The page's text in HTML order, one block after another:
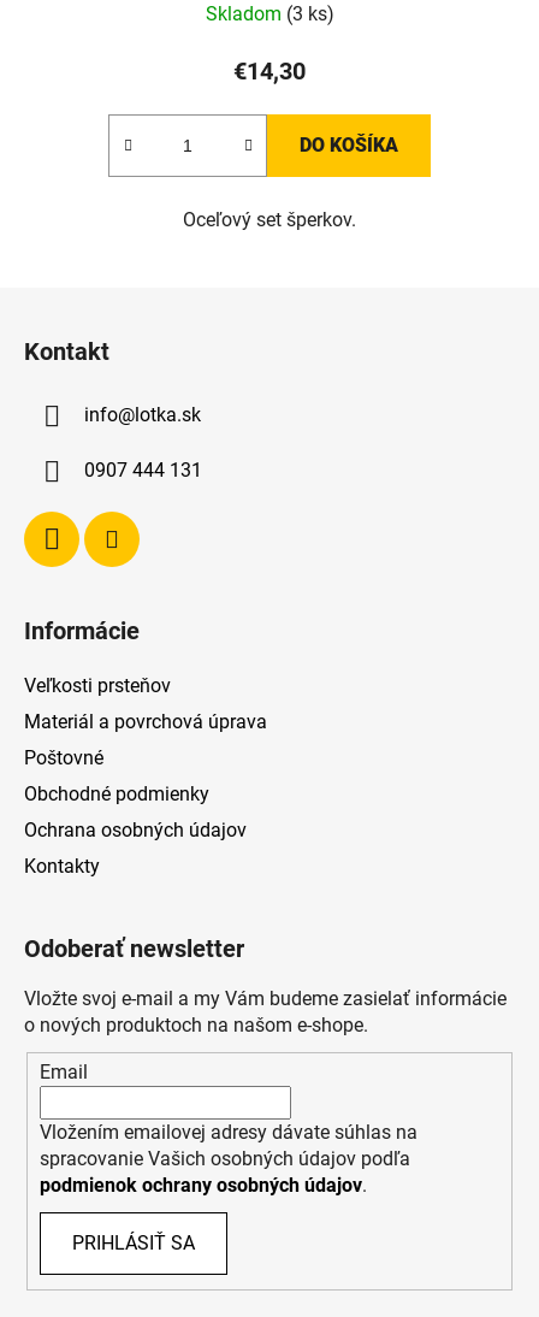
Skladom (3 ks)
€14,30
DO KOŠÍKA
Oceľový set šperkov.
Kontakt
info@lotka.sk
0907 444 131
Informácie
Veľkosti prsteňov
Materiál a povrchová úprava
Poštovné
Obchodné podmienky
Ochrana osobných údajov
Kontakty
Odoberať newsletter
Vložte svoj e-mail a my Vám budeme zasielať informácie
o nových produktoch na našom e-shope.
Email
Vložením emailovej adresy dávate súhlas na
spracovanie Vašich osobných údajov podľa
podmienok ochrany osobných údajov.
PRIHLÁSIŤ SA